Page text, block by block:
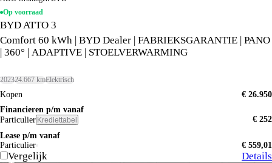
Op voorraad
BYD ATTO 3
Comfort 60 kWh | BYD Dealer | FABRIEKSGARANTIE | PANO
| 360° | ADAPTIVE | STOELVERWARMING
202324.667 kmElektrisch
Kopen
€ 26.950
Financieren p/m vanaf
Particulier Krediettabel
€ 252
Lease p/m vanaf
Particulier
€ 559,01
Vergelijk Details